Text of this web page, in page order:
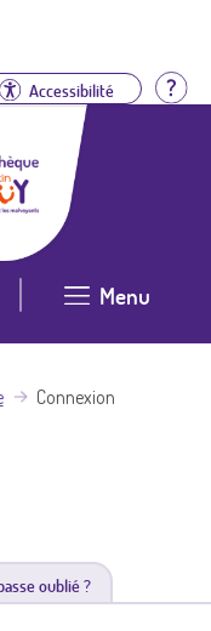
Accessibilité
Menu
Connexion
oublié ?